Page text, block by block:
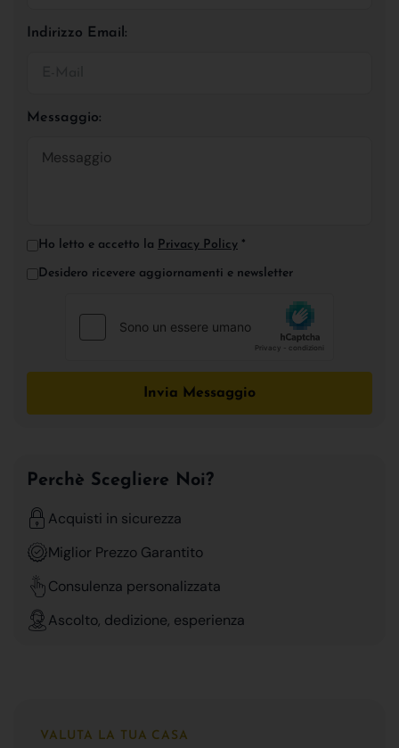
Indirizzo Email:
Messaggio:
Ho letto e accetto la Privacy Policy *
Desidero ricevere aggiornamenti e newsletter
Invia Messaggio
Perchè Scegliere Noi?
Acquisti in sicurezza
Miglior Prezzo Garantito
Consulenza personalizzata
Ascolto, dedizione, esperienza
VALUTA LA TUA CASA